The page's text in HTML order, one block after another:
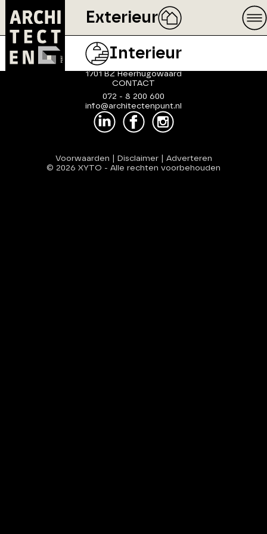
Exterieur
Interieur
ArchitectenPunt is onderdeel
ADRES
Van Benthuizenlaan 1
1701 BZ Heerhugowaard
CONTACT
072 - 8 200 600
info@architectenpunt.nl
Voorwaarden Disclaimer| Adverteren
© 2026 XYTO - Alle rechten voorbehouden